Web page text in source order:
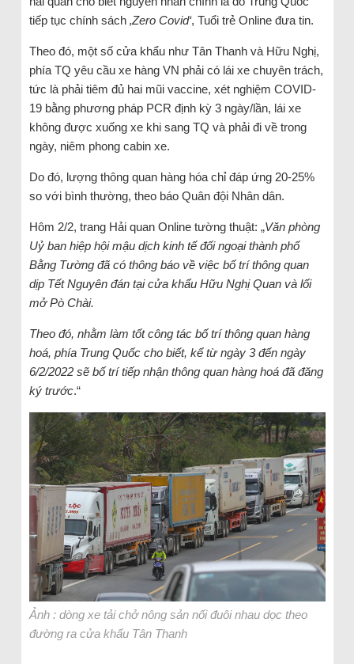
tiếp tục chính sách ‚Zero Covid‘, Tuổi trẻ Online đưa tin.
Theo đó, một số cửa khẩu như Tân Thanh và Hữu Nghị,
phía TQ yêu cầu xe hàng VN phải có lái xe chuyên trách,
tức là phải tiêm đủ hai mũi vaccine, xét nghiệm COVID-
19 bằng phương pháp PCR định kỳ 3 ngày/lần, lái xe
không được xuống xe khi sang TQ và phải đi về trong
ngày, niêm phong cabin xe.
Do đó, lượng thông quan hàng hóa chỉ đáp ứng 20-25%
so với bình thường, theo báo Quân đội Nhân dân.
Hôm 2/2, trang Hải quan Online tường thuật: „Văn phòng
Uỷ ban hiệp hội mậu dịch kinh tế đối ngoại thành phố
Bằng Tường đã có thông báo về việc bố trí thông quan
dịp Tết Nguyên đán tại cửa khẩu Hữu Nghị Quan và lối
mở Pò Chài.
Theo đó, nhằm làm tốt công tác bố trí thông quan hàng
hoá, phía Trung Quốc cho biết, kể từ ngày 3 đến ngày
6/2/2022 sẽ bố trí tiếp nhận thông quan hàng hoá đã đăng
ký trước.“
Ảnh : dòng xe tải chở nông sản nối đuôi nhau dọc theo
đường ra cửa khẩu Tân Thanh